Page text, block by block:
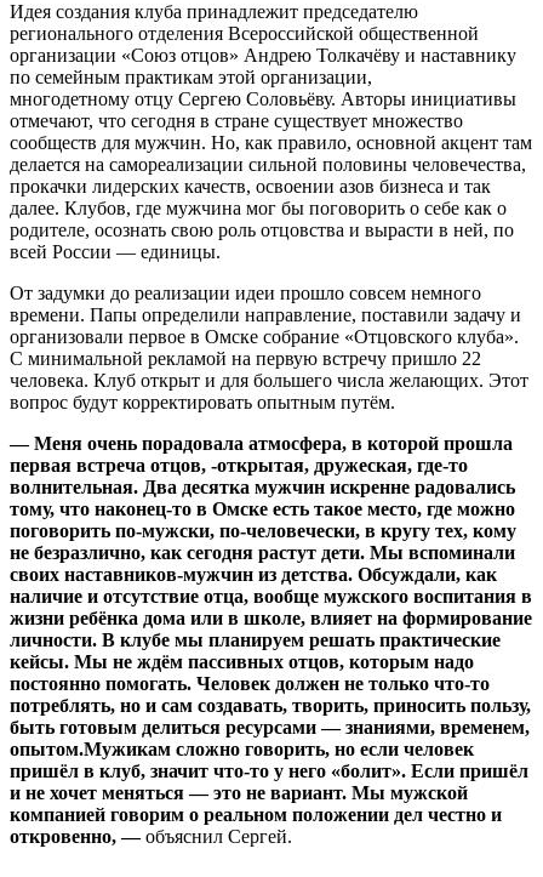
Идея создания клуба принадлежит председателю
регионального отделения Всероссийской общественной
организации «Союз отцов» Андрею Толкачёву и наставнику
по семейным практикам этой организации,
многодетному отцу Сергею Соловьёву. Авторы инициативы
отмечают, что сегодня в стране существует множество
сообществ для мужчин. Но, как правило, основной акцент там
делается на самореализации сильной половины человечества,
прокачки лидерских качеств, освоении азов бизнеса и так
далее. Клубов, где мужчина мог бы поговорить о себе как о
родителе, осознать свою роль отцовства и вырасти в ней, по
всей России — единицы.
От задумки до реализации идеи прошло совсем немного
времени. Папы определили направление, поставили задачу и
организовали первое в Омске собрание «Отцовского клуба».
С минимальной рекламой на первую встречу пришло 22
человека. Клуб открыт и для большего числа желающих. Этот
вопрос будут корректировать опытным путём.
— Меня очень порадовала атмосфера, в которой прошла
первая встреча отцов, -открытая, дружеская, где-то
волнительная. Два десятка мужчин искренне радовались
тому, что наконец-то в Омске есть такое место, где можно
поговорить по-мужски, по-человечески, в кругу тех, кому
не безразлично, как сегодня растут дети. Мы вспоминали
своих наставников-мужчин из детства. Обсуждали, как
наличие и отсутствие отца, вообще мужского воспитания в
жизни ребёнка дома или в школе, влияет на формирование
личности. В клубе мы планируем решать практические
кейсы. Мы не ждём пассивных отцов, которым надо
постоянно помогать. Человек должен не только что-то
потреблять, но и сам создавать, творить, приносить пользу,
быть готовым делиться ресурсами — знаниями, временем,
опытом.Мужикам сложно говорить, но если человек
пришёл в клуб, значит что-то у него «болит». Если пришёл
и не хочет меняться — это не вариант. Мы мужской
компанией говорим о реальном положении дел честно и
откровенно, —объяснил Сергей.